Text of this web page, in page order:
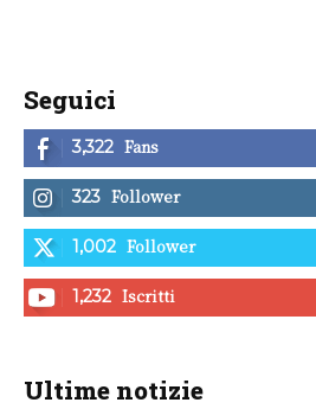
Seguici
3,322 Fans
323 Follower
1,002 Follower
1,232 Iscritti
Ultime notizie